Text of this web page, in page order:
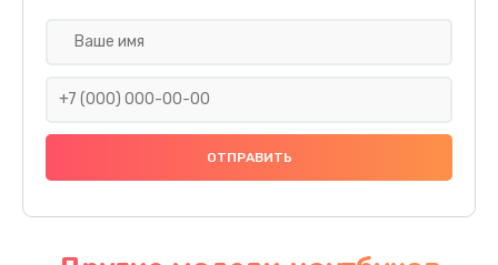
Ремонт подсветки